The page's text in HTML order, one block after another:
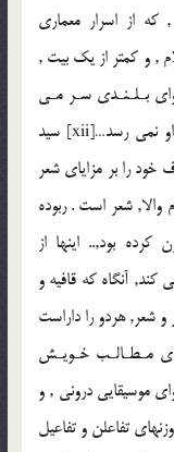
از اسرار معمارى
, و كمتر از يك بيت ,
بـلـنـدى سـر مـى
دهـد كـه هـيـچ يك از تركيب بندهاى ادبى به او نمى رسد…[xii] سيد
را بر مزاياى شعر
والا, شعر است . ربوده
كرده بود,.. اينها از
آنگاه كه قافيه و
و شعر, هردو را داراست
مـطـالـب خـويـش
موسيقايى درونى , و
تفاعلن و تفاعيل